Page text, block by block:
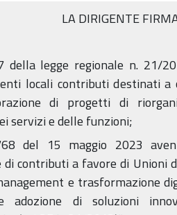
LA DIRIGENTE
della legge regionale n. 21/
locali contributi destinati a
di progetti di
servizi e delle funzioni;
del 15 maggio 2023
di contributi a favore di Unioni
e trasformazione
adozione di soluzioni